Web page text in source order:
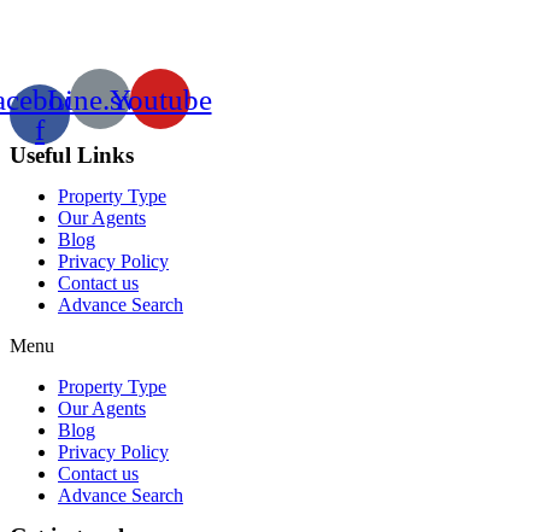
f
Line.svgYoutube
Useful Links
Property Type
Our Agents
Blog
Privacy Policy
Contact us
Advance Search
Menu
Property Type
Our Agents
Blog
Privacy Policy
Contact us
Advance Search